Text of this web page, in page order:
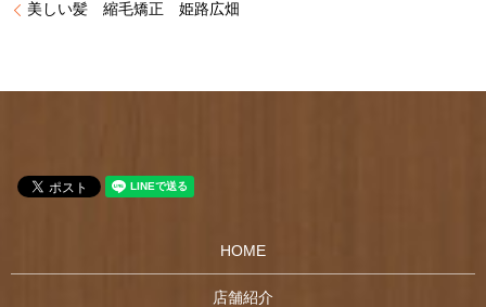
美しい髪 縮毛矯正 姫路広畑
HOME
店舗紹介